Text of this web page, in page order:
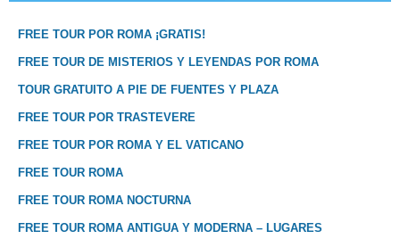
FREE TOUR POR ROMA ¡GRATIS!
FREE TOUR DE MISTERIOS Y LEYENDAS POR ROMA
TOUR GRATUITO A PIE DE FUENTES Y PLAZA
FREE TOUR POR TRASTEVERE
FREE TOUR POR ROMA Y EL VATICANO
FREE TOUR ROMA
FREE TOUR ROMA NOCTURNA
FREE TOUR ROMA ANTIGUA Y MODERNA – LUGARES